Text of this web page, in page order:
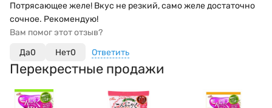
Потрясающее желе! Вкус не резкий, само желе достаточно
сочное. Рекомендую!
Вам помог этот отзыв?
Да0 Нет0 Ответить
Перекрестные продажи